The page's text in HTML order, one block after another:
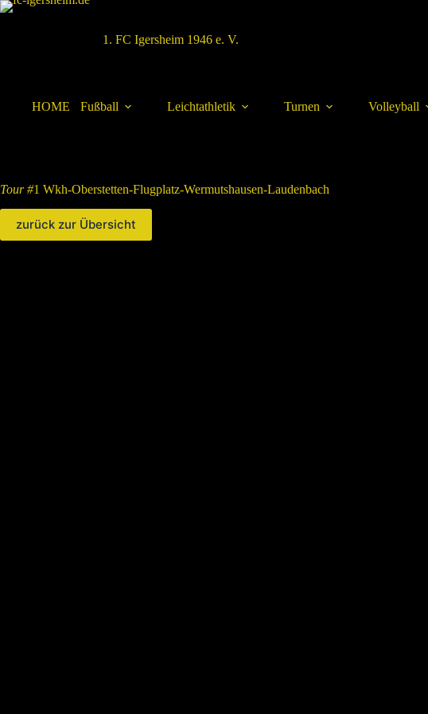
Zum
1. FC Igersheim 1946 e. V.
HOME Fußball Leichtathletik Turnen Volleyball
Tour #1 Wkh-Oberstetten-Flugplatz-Wermutshausen-Laudenbach
zurück zur Übersicht